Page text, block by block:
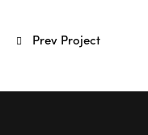
Prev Project